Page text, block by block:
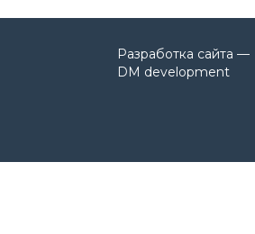
Разработка сайта —
DM development